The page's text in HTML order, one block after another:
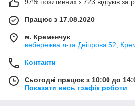
97% позитивних з 723 відгуків за
Працює з 17.08.2020
м. Кременчук
небережна л-та Дніпрова 52,
Контакти
Сьогодні працює з 10:00 до
Показати весь графік роботи